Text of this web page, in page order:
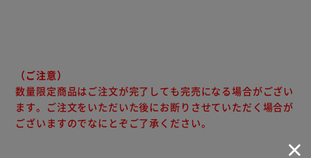
中央の棚は取り外し可能で、高さのあるデッキも入ります。
扉がないオープンラックなのでリモコン操作やDVDの出し入
れもラクラク。
（ご注意）
数量限定商品はご注文が完了しても完売になる場合がござい
ます。ご注文をいただいた後にお断りさせていただく場合が
ございますのでなにとぞご了承ください。